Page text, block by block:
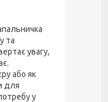
та
увагу,
або як
для
у